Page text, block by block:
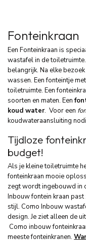
Fonteinkraan
Een Fonteinkraan is
wastafel in de
belangrijk. Na elke
wassen. Een fonteintje
toiletruimte. Een
soorten en maten. Een
koud water. Voor een
koudwateraansluiting
Tijdloze
budget!
Als je kleine toiletruimte
fonteinkraan mooie
zegt wordt ingebouwd in
Inbouw fontein kraan
stijl. Como Inbouw
design. Je ziet alleen de
Como inbouw
meeste fonteinkranen.